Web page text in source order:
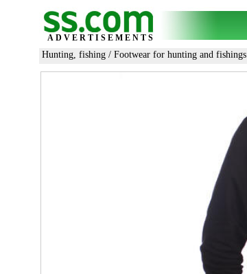
ADVERTISEMENTS
Hunting, fishing / Footwear for hunting and fishings